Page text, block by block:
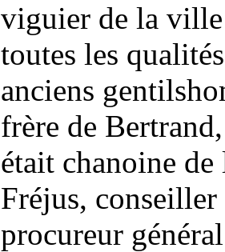
viguier de la
toutes les
anciens
frère de Bertrand,
était chanoine
Fréjus,
procureur